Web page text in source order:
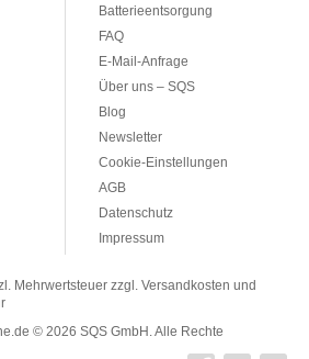
Batterieentsorgung
FAQ
E-Mail-Anfrage
Über uns – SQS
Blog
Newsletter
Cookie-Einstellungen
AGB
Datenschutz
Impressum
Mehrwertsteuer zzgl. Versandkosten und
© 2026 SQS GmbH. Alle Rechte